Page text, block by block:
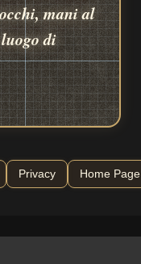
mani al
di
Privacy Home Page